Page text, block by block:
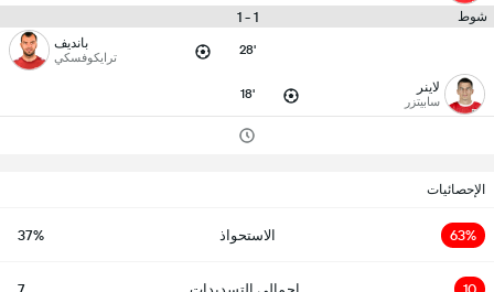
شوط 1 - 1
28' بانديف
ترايكوفسكي
لاينر
سابيتزر 18'
الإحصائيات
63% الاستحواذ 37%
10 إجمالي التسديدات 7